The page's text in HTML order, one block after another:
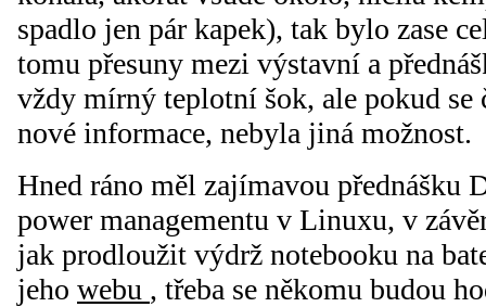
spadlo jen pár kapek), tak bylo zase
tomu přesuny mezi výstavní a
vždy mírný teplotní šok, ale pokud se
nové informace, nebyla jiná možnost.
Hned ráno měl zajímavou přednášku
power managementu v Linuxu, v
jak prodloužit výdrž notebooku na
jeho webu , třeba se někomu budou